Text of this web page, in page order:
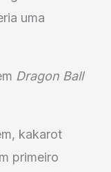
uma
Dragon Ball
kakarot
primeiro